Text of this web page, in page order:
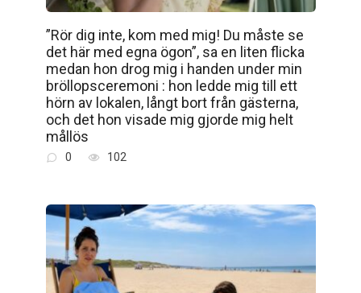
”Rör dig inte, kom med mig! Du måste se
det här med egna ögon”, sa en liten flicka
medan hon drog mig i handen under min
bröllopsceremoni : hon ledde mig till ett
hörn av lokalen, långt bort från gästerna,
och det hon visade mig gjorde mig helt
mållös
0 102